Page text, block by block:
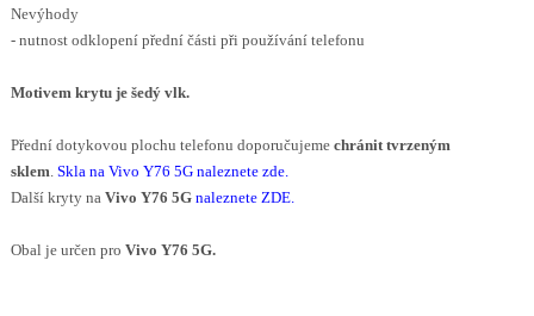
Nevýhody
- nutnost odklopení přední části při používání telefonu
Motivem krytu je šedý vlk.
Přední dotykovou plochu telefonu doporučujeme chránit tvrzeným
sklem Skla na Vivo Y76 5G naleznete zde.
Další kryty na Vivo Y76 5G naleznete ZDE.
Obal je určen pro Vivo Y76 5G.